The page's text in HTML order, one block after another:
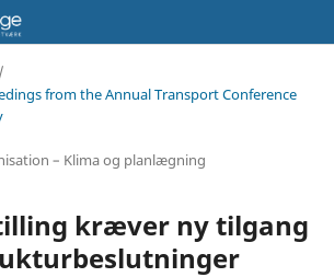
/
from the Annual Transport Conference
– Klima og planlægning
kræver ny tilgang